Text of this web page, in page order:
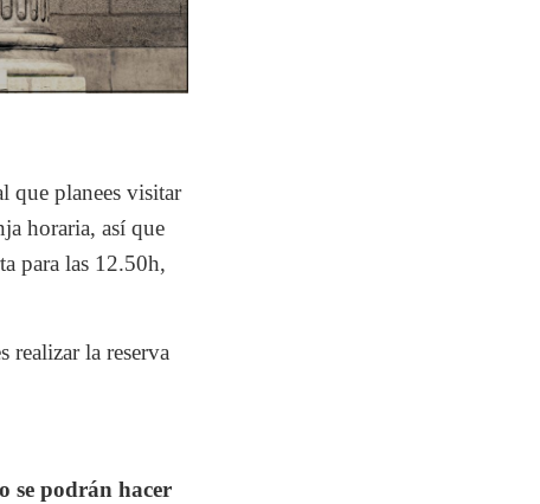
que planees visitar
horaria, así que
para las 12.50h,
realizar la reserva
se podrán hacer